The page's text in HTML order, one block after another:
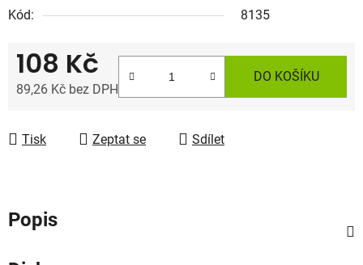
Kód:
8135
108 Kč
89,26 Kč bez DPH
DO KOŠÍKU
Tisk Zeptat se Sdílet
Popis